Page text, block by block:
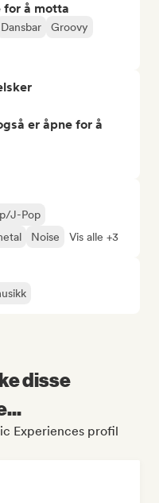
for å motta
Dansbar
Groovy
er åpne for å
J-Pop
Noise Vis alle +3
disse
Experiences profil